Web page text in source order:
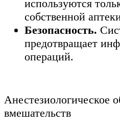
используются
собственной
Безопасность.
предотвращает
операций.
Анестезиологическое
вмешательств